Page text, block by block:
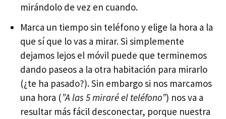
mirándolo de vez en cuando.
Marca un tiempo sin teléfono y elige la hora a la
que sí que lo vas a mirar. Si simplemente
dejamos lejos el móvil puede que terminemos
dando paseos a la otra habitación para mirarlo
(¿te ha pasado?). Sin embargo si nos marcamos
una hora (”A las 5 miraré el teléfono”) nos va a
resultar más fácil desconectar, porque nuestra